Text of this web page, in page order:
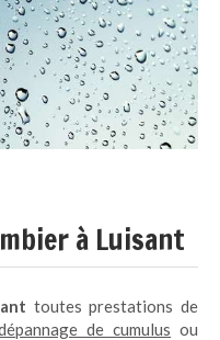
à Luisant
toutes prestations de
de cumulus ou